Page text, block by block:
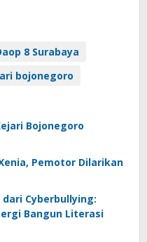
8 Surabaya
bojonegoro
Bojonegoro
Pemotor Dilarikan
Cyberbullying:
Bangun Literasi